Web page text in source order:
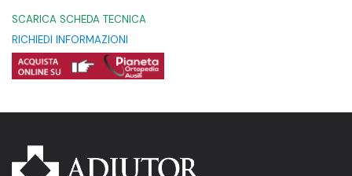
SCARICA SCHEDA TECNICA
RICHIEDI INFORMAZIONI